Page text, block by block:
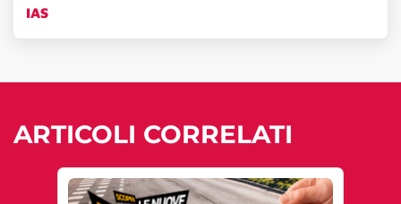
IAS
ARTICOLI CORRELATI